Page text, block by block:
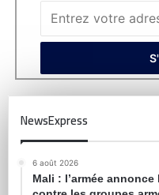
NewsExpress
6 août 2026
Mali : l’armée